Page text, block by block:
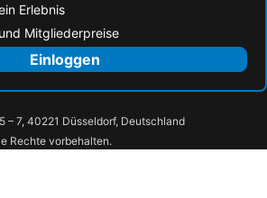
Erlebnis
Mitgliederpreise
Einloggen
– 7, 40221 Düsseldorf, Deutschland
Rechte vorbehalten.